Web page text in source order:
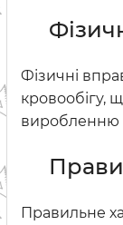
Фізичні
кровообігу,
виробленню
Правильне